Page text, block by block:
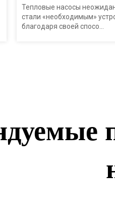
Тепловые насосы
стали «необходимым»
благодаря своей спосо...